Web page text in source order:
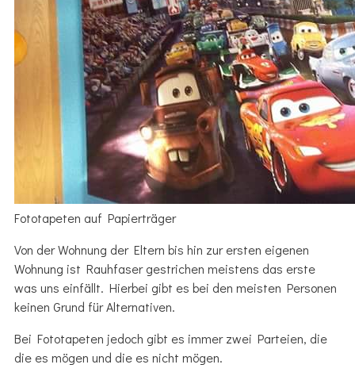
Fototapeten auf Papierträger
Von der Wohnung der Eltern bis hin zur ersten eigenen
Wohnung ist Rauhfaser gestrichen meistens das erste
was uns einfällt. Hierbei gibt es bei den meisten Personen
keinen Grund für Alternativen.
Bei Fototapeten jedoch gibt es immer zwei Parteien, die
die es mögen und die es nicht mögen.